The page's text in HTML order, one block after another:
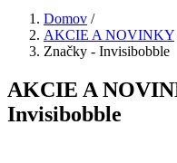
Domov /
AKCIE A NOVINKY
Značky - Invisibobble
AKCIE A
Invisibobble